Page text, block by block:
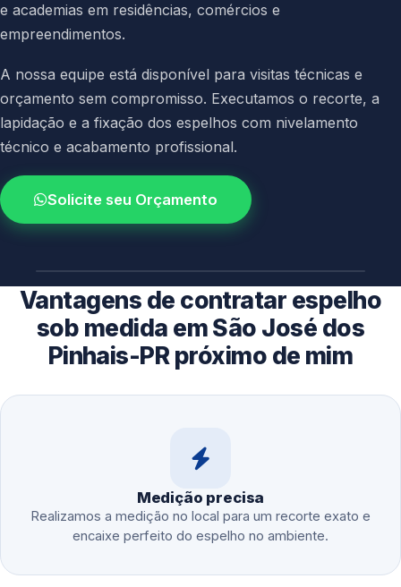
e academias em residências, comércios e
empreendimentos.
A nossa equipe está disponível para visitas técnicas e
orçamento sem compromisso. Executamos o recorte, a
lapidação e a fixação dos espelhos com nivelamento
técnico e acabamento profissional.
Solicite seu Orçamento
4.9 / 5.0
avaliacao dos clientes
Vantagens de contratar espelho
sob medida em São José dos
Pinhais-PR próximo de mim
Medição precisa
Realizamos a medição no local para um recorte exato e
encaixe perfeito do espelho no ambiente.